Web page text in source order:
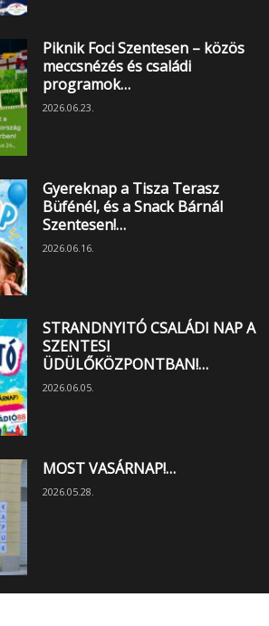
Piknik Foci Szentesen – közös
meccsnézés és családi
programok…
2026.06.23.
Gyereknap a Tisza Terasz
Büfénél, és a Snack Bárnál
Szentesen!…
2026.06.16.
STRANDNYITÓ CSALÁDI NAP A
SZENTESI
ÜDÜLŐKÖZPONTBAN!…
2026.06.05.
MOST VASÁRNAP!…
2026.05.28.